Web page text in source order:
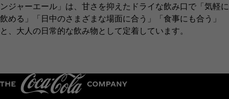
ンジャーエール」は、甘さを抑えたドライな飲み口で「気軽に
飲める」「日中のさまざまな場面に合う」「食事にも合う」
と、大人の日常的な飲み物として定着しています。